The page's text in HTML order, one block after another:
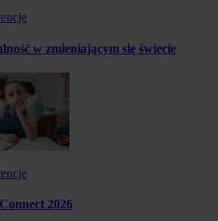
w zmieniającym się świecie
2026